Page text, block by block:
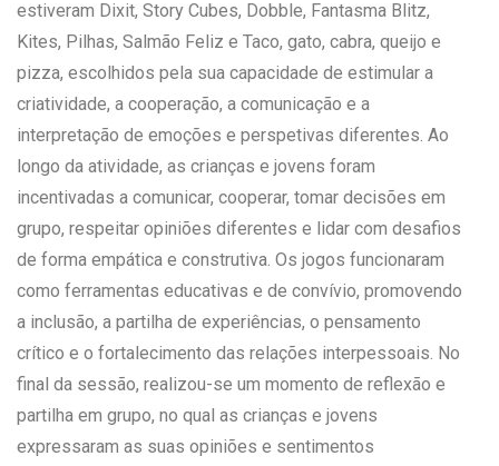
estiveram Dixit, Story Cubes, Dobble, Fantasma Blitz,
Kites, Pilhas, Salmão Feliz e Taco, gato, cabra, queijo e
pizza, escolhidos pela sua capacidade de estimular a
criatividade, a cooperação, a comunicação e a
interpretação de emoções e perspetivas diferentes. Ao
longo da atividade, as crianças e jovens foram
incentivadas a comunicar, cooperar, tomar decisões em
grupo, respeitar opiniões diferentes e lidar com desafios
de forma empática e construtiva. Os jogos funcionaram
como ferramentas educativas e de convívio, promovendo
a inclusão, a partilha de experiências, o pensamento
crítico e o fortalecimento das relações interpessoais. No
final da sessão, realizou-se um momento de reflexão e
partilha em grupo, no qual as crianças e jovens
expressaram as suas opiniões e sentimentos